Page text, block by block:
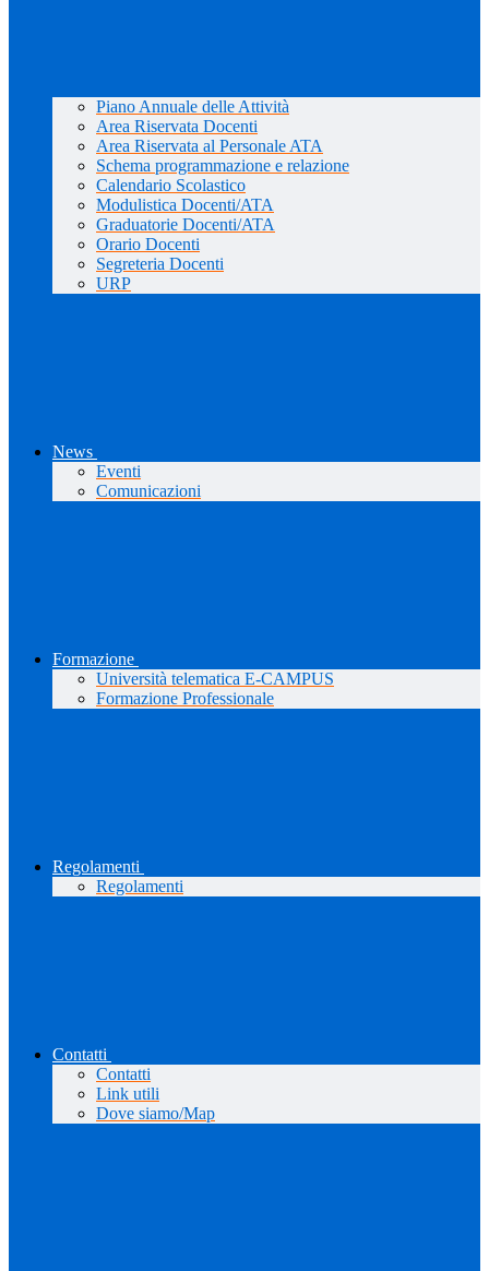
Piano Annuale delle Attività
Area Riservata Docenti
Area Riservata al Personale ATA
Schema programmazione e relazione
Calendario Scolastico
Modulistica Docenti/ATA
Graduatorie Docenti/ATA
Orario Docenti
Segreteria Docenti
URP
News
Eventi
Comunicazioni
Formazione
Università telematica E-CAMPUS
Formazione Professionale
Regolamenti
Regolamenti
Contatti
Contatti
Link utili
Dove siamo/Map